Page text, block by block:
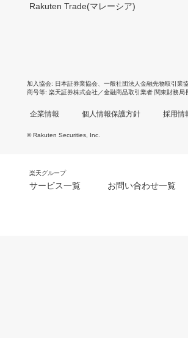
Rakuten Trade(マレーシア)
加入協会 日本証券業協会 一般社団法人金融先物取引業
商号等 楽天証券株式会社／金融商品取引業者 関東財務
企業情報 個人情報保護方針 採用情
© Rakuten Securities, Inc.
楽天グループ
サービス一覧 お問い合わせ一覧